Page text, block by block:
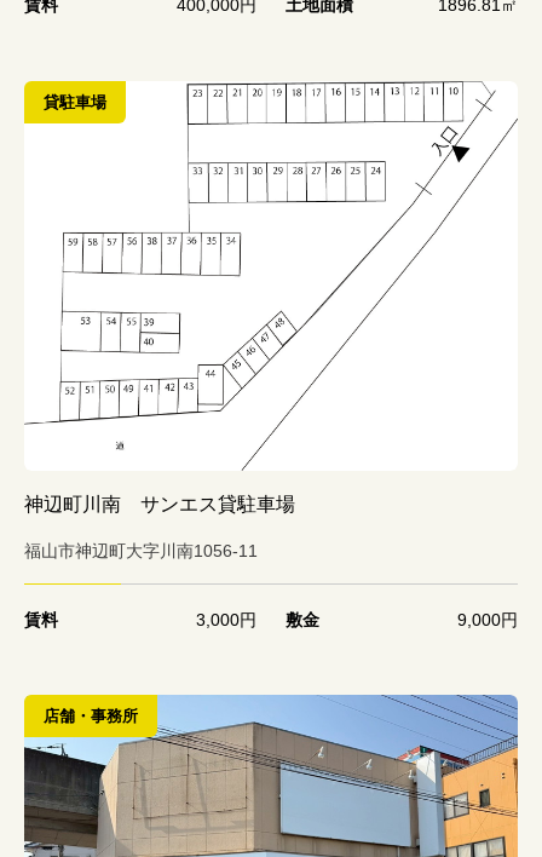
賃料 400,000円 土地面積 1896.81㎡
貸駐車場
神辺町川南 サンエス貸駐車場
福山市神辺町大字川南1056-11
賃料 3,000円 敷金 9,000円
店舗・事務所